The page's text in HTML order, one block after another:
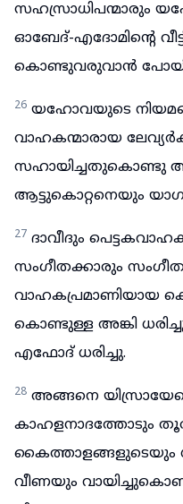
സഹസ്രാധിപന്മാരും
ഓബേദ്-എദോമിന്റെ
കൊണ്ടുവരുവാൻ
26 യഹോവയുടെ
വാഹകന്മാരായ
സഹായിച്ചതുകൊണ്ടു
ആട്ടുകൊറ്റനെയും
27 ദാവീദും
സംഗീതക്കാരും
വാഹകപ്രമാണിയായ
കൊണ്ടുള്ള അങ്കി
എഫോദ് ധരിച്ചു.
28 അങ്ങനെ
കാഹളനാദത്തോടും
കൈത്താളങ്ങളുടെയും
വീണയും